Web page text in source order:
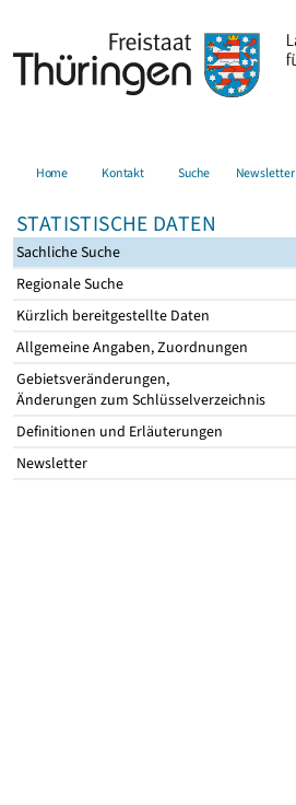
Home Kontakt Suche Newsletter
STATISTISCHE DATEN
Sachliche Suche
Regionale Suche
Kürzlich bereitgestellte Daten
Allgemeine Angaben, Zuordnungen
Gebietsveränderungen,
Änderungen zum Schlüsselverzeichnis
Definitionen und Erläuterungen
Newsletter